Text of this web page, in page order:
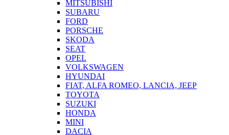
MITSUBISHI
SUBARU
FORD
PORSCHE
SKODA
SEAT
OPEL
VOLKSWAGEN
HYUNDAI
FIAT, ALFA ROMEO, LANCIA, JEEP
TOYOTA
SUZUKI
HONDA
MINI
DACIA